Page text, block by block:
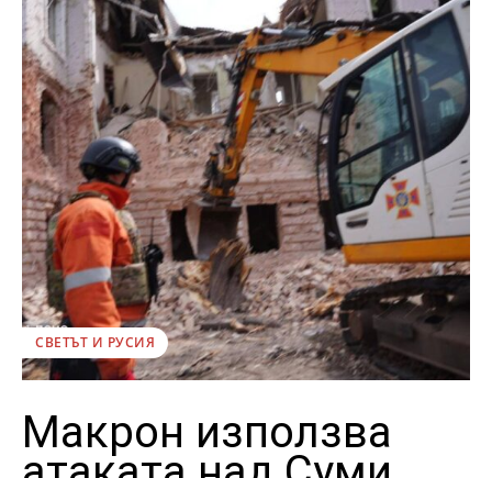
СВЕТЪТ И РУСИЯ
Макрон използва